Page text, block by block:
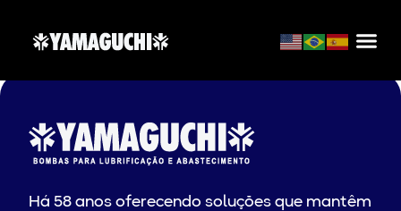
COPLACANA
Há 58 anos oferecendo soluções que mantêm